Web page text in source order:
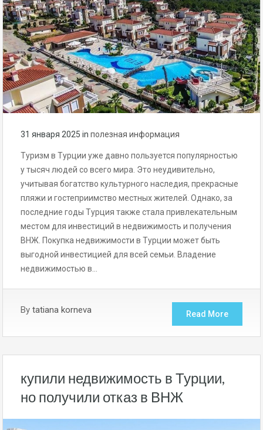
31 января 2025 in полезная информация
Туризм в Турции уже давно пользуется популярностью
у тысяч людей со всего мира. Это неудивительно,
учитывая богатство культурного наследия, прекрасные
пляжи и гостеприимство местных жителей. Однако, за
последние годы Турция также стала привлекательным
местом для инвестиций в недвижимость и получения
ВНЖ. Покупка недвижимости в Турции может быть
выгодной инвестицией для всей семьи. Владение
недвижимостью в…
By tatiana korneva Read More
купили недвижимость в Турции,
но получили отказ в ВНЖ